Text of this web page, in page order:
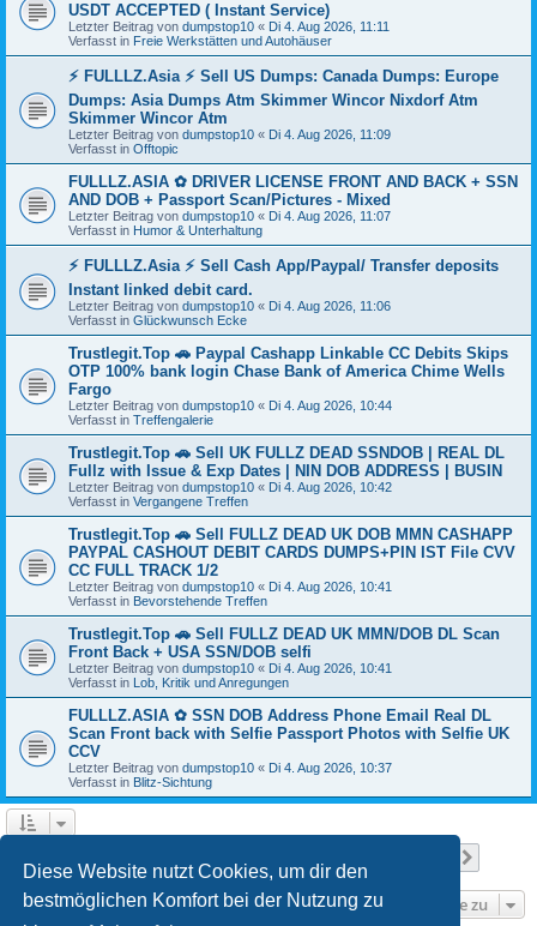
Diese Website nutzt Cookies, um dir den
bestmöglichen Komfort bei der Nutzung zu
USDT ACCEPTED ( Instant Service)
Letzter Beitrag von dumpstop10 « Di 4. Aug 2026, 11:11
Verfasst in Freie Werkstätten und Autohäuser
⚡ FULLLZ.Asia ⚡ Sell US Dumps: Canada Dumps: Europe
Dumps: Asia Dumps Atm Skimmer Wincor Nixdorf Atm
Skimmer Wincor Atm
Letzter Beitrag von dumpstop10 « Di 4. Aug 2026, 11:09
Verfasst in Offtopic
FULLLZ.ASIA ✿ DRIVER LICENSE FRONT AND BACK + SSN
AND DOB + Passport Scan/Pictures - Mixed
Letzter Beitrag von dumpstop10 « Di 4. Aug 2026, 11:07
Verfasst in Humor & Unterhaltung
⚡ FULLLZ.Asia ⚡ Sell Cash App/Paypal/ Transfer deposits
Instant linked debit card.
Letzter Beitrag von dumpstop10 « Di 4. Aug 2026, 11:06
Verfasst in Glückwunsch Ecke
Trustlegit.Top 🚗 Paypal Cashapp Linkable CC Debits Skips
OTP 100% bank login Chase Bank of America Chime Wells
Fargo
Letzter Beitrag von dumpstop10 « Di 4. Aug 2026, 10:44
Verfasst in Treffengalerie
Trustlegit.Top 🚗 Sell UK FULLZ DEAD SSNDOB | REAL DL
Fullz with Issue & Exp Dates | NIN DOB ADDRESS | BUSIN
Letzter Beitrag von dumpstop10 « Di 4. Aug 2026, 10:42
Verfasst in Vergangene Treffen
Trustlegit.Top 🚗 Sell FULLZ DEAD UK DOB MMN CASHAPP
PAYPAL CASHOUT DEBIT CARDS DUMPS+PIN IST File CVV
CC FULL TRACK 1/2
Letzter Beitrag von dumpstop10 « Di 4. Aug 2026, 10:41
Verfasst in Bevorstehende Treffen
Trustlegit.Top 🚗 Sell FULLZ DEAD UK MMN/DOB DL Scan
Front Back + USA SSN/DOB selfi
Letzter Beitrag von dumpstop10 « Di 4. Aug 2026, 10:41
Verfasst in Lob, Kritik und Anregungen
FULLLZ.ASIA ✿ SSN DOB Address Phone Email Real DL
Scan Front back with Selfie Passport Photos with Selfie UK
CCV
Letzter Beitrag von dumpstop10 « Di 4. Aug 2026, 10:37
Verfasst in Blitz-Sichtung
Gehe zu